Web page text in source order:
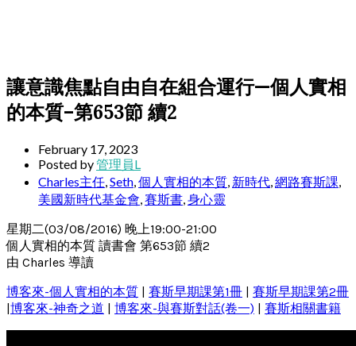
讓意識焦點自由自在組合運行—個人實相
的本質–第653節 續2
February 17, 2023
Posted by管理員L
Charles主任,Seth,個人實相的本質, 新時代,網路賽斯課,
美國新時代基金會,賽斯書,身心靈
星期二(03/08/2016) 晚上19:00-21:00
個人實相的本質 讀書會 第653節 續2
由 Charles 導讀
博客來-個人實相的本質
賽斯早期課第1冊
賽斯早期課第2冊
博客來-神奇之道 博客來-與賽斯對話(卷一) 賽斯相關書籍